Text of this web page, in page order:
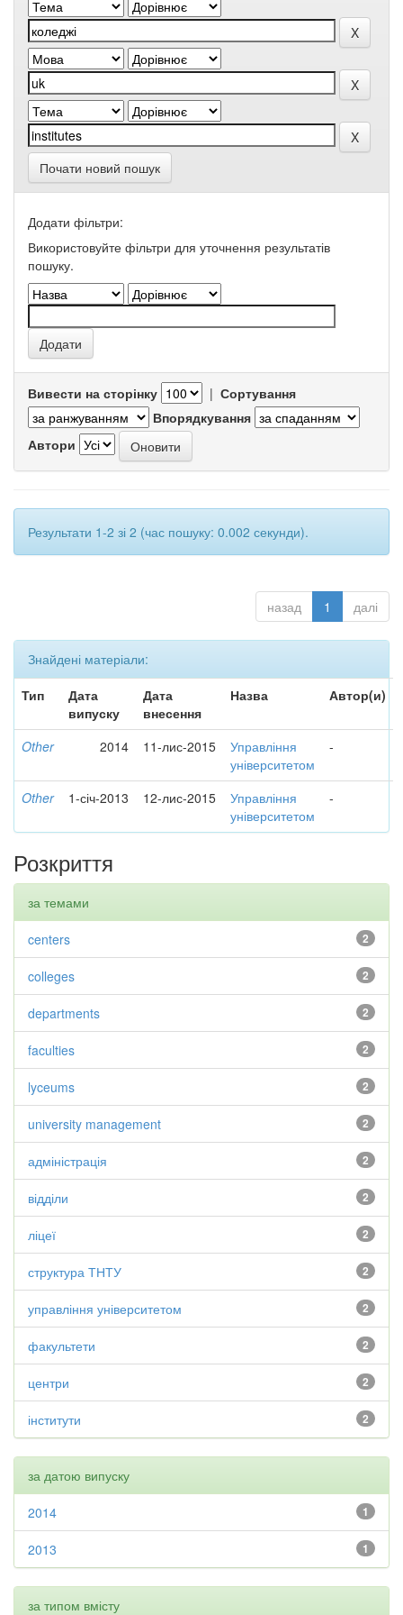
Почати новий пошук
Додати фільтри:
Використовуйте фільтри для уточнення результатів
пошуку.
Вивести на сторінку | Сортування
Впорядкування
Автори
Результати 1-2 зі 2 (час пошуку: 0.002 секунди).
назад 1 далі
Знайдені матеріали:
Тип
Дата
випуску
Дата
внесення
Назва Автор(и)
Other 2014 11-лис-2015
Управління
університетом
-
Other 1-січ-2013 12-лис-2015
Управління
університетом
-
Розкриття
за темами
2
centers
2
colleges
2
departments
2
faculties
2
lyceums
2
university management
2
адміністрація
2
відділи
2
ліцеї
2
структура ТНТУ
2
управління університетом
2
факультети
2
центри
2
інститути
за датою випуску
1
2014
1
2013
за типом вмісту